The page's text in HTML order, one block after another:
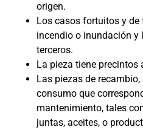
origen.
Los casos fortuitos y de
incendio o inundación
terceros.
La pieza tiene
Las piezas de
consumo que
mantenimiento, tales
juntas, aceites, o